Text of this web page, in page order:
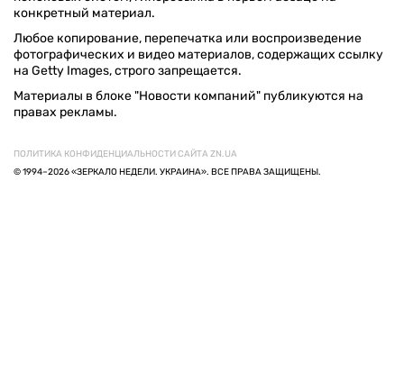
конкретный материал.
Любое копирование, перепечатка или воспроизведение
фотографических и видео материалов, содержащих ссылку
на Getty Images, строго запрещается.
Материалы в блоке "Новости компаний" публикуются на
правах рекламы.
ПОЛИТИКА КОНФИДЕНЦИАЛЬНОСТИ САЙТА ZN.UA
© 1994–2026 «ЗЕРКАЛО НЕДЕЛИ. УКРАИНА». ВСЕ ПРАВА ЗАЩИЩЕНЫ.